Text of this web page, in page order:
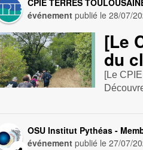
CPIE TERRES
événement publié le28/07/
[Le
du
[Le
OSU Institut Pythéas -
événement publié le27/07/